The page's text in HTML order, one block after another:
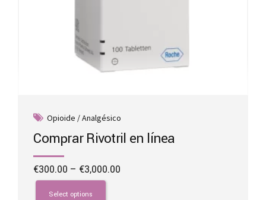
Opioide / Analgésico
Comprar Rivotril en línea
€300.00 – €3,000.00
Select options
This
product